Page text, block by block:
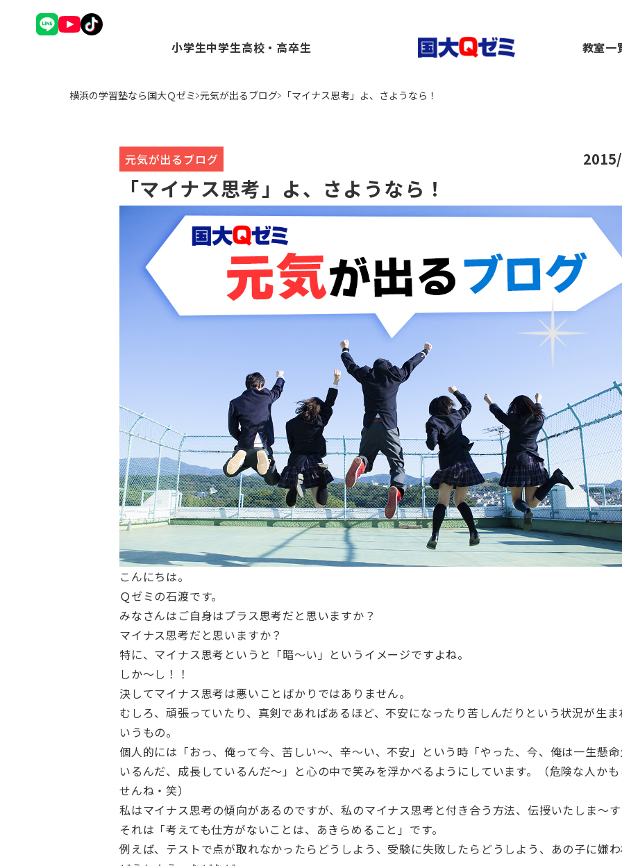
小学生
理英会アドバンスコース（小1～2）
トップ校特進コース（小5～6）
ことばの学校（小1～6）
小学英語YOM-TOX（小1～6）
個別学習コース（小1～高卒生）
中学生
Ｑゼミ+ コース（中1～3）
高校・高卒生
Ｑゼミ+ コース（高1～高卒生）
教室一
市
都筑
いず
横浜の学習塾なら国大Ｑゼミ 元気が出るブログ 「マイナス思考」よ、さようなら！
元気が出るブログ
「マイナス思考」よ、さようなら！
こんにちは。
Ｑゼミの石渡です。
みなさんはご自身はプラス思考だと思いますか？
マイナス思考だと思いますか？
特に、マイナス思考というと「暗～い」というイメージですよね。
しか～し！！
決してマイナス思考は悪いことばかりではありません。
むしろ、頑張っていたり、真剣であればあるほど、不安になったり苦しんだりという状況が生
いうもの。
個人的には「おっ、俺って今、苦しい～、辛～い、不安」という時「やった、今、俺は一生懸
いるんだ、成長しているんだ～」と心の中で笑みを浮かべるようにしています。（危険な人か
せんね・笑）
私はマイナス思考の傾向があるのですが、私のマイナス思考と付き合う方法、伝授いたしま～
それは「考えても仕方がないことは、あきらめること」です。
例えば、テストで点が取れなかったらどうしよう、受験に失敗したらどうしよう、あの子に嫌